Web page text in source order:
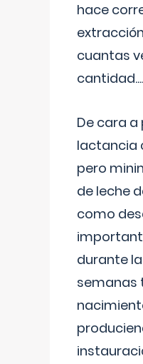
hace
cuantas
De cara
lactancia
pero
de leche
como
durante
semanas